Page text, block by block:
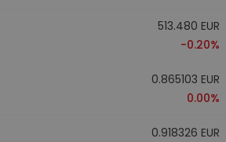
513.480 EUR
-0.20%
0.865103 EUR
0.00%
0.918326 EUR